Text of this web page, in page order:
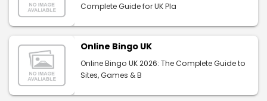
Complete Guide for UK Pla
Online Bingo UK
Online Bingo UK 2026: The Complete Guide to
Sites, Games & B